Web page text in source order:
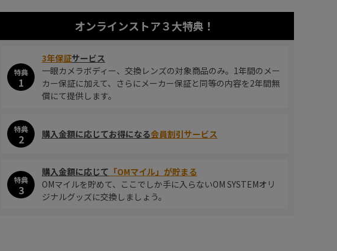
オンラインストア３大特典！
特典
1
3年保証サービス
一眼カメラボディー、交換レンズの対象商品のみ。1年間のメー
カー保証に加えて、さらにメーカー保証と同等の内容を2年間無
償にて提供します。
特典
2 購入金額に応じてお得になる会員割引サービス
特典
3
購入金額に応じて 「OMマイル」が貯まる
OMマイルを貯めて、ここでしか手に入らないOM SYSTEMオリ
ジナルグッズに交換しましょう。